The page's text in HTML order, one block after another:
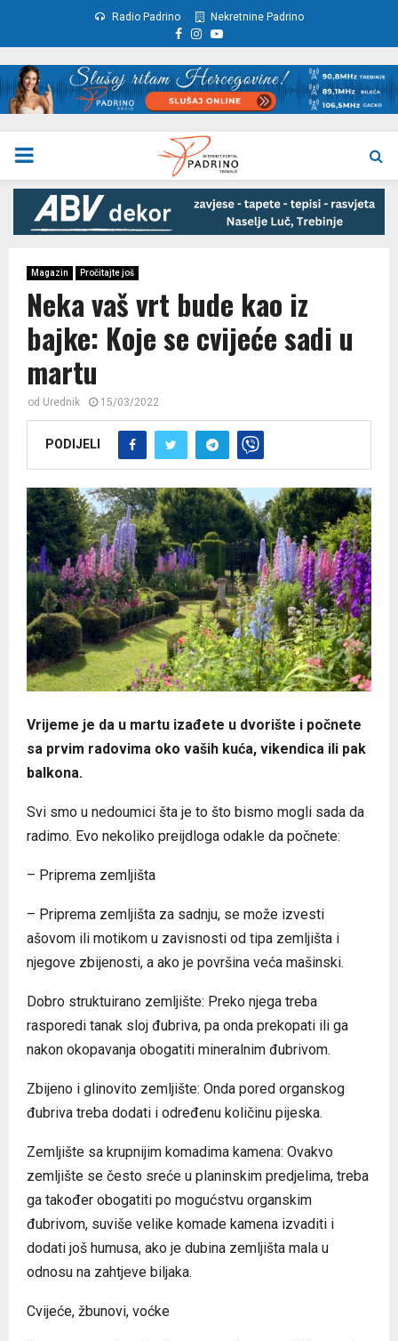
Radio Padrino Nekretnine Padrino
Facebook
Instagram
Youtube
PRIMARY
MENU
Magazin Pročitajte još
Neka vaš vrt bude kao iz
bajke: Koje se cvijeće sadi u
martu
od Urednik 15/03/2022
PODIJELI
Vrijeme je da u martu izađete u dvorište i počnete
sa prvim radovima oko vaših kuća, vikendica ili pak
balkona.
Svi smo u nedoumici šta je to što bismo mogli sada da
radimo. Evo nekoliko preijdloga odakle da počnete:
– Priprema zemljišta
– Priprema zemljišta za sadnju, se može izvesti
ašovom ili motikom u zavisnosti od tipa zemljišta i
njegove zbijenosti, a ako je površina veća mašinski.
Dobro struktuirano zemljište: Preko njega treba
rasporedi tanak sloj đubriva, pa onda prekopati ili ga
nakon okopavanja obogatiti mineralnim đubrivom.
Zbijeno i glinovito zemljište: Onda pored organskog
đubriva treba dodati i određenu količinu pijeska.
Zemljište sa krupnijim komadima kamena: Ovakvo
zemljište se često sreće u planinskim predjelima, treba
ga također obogatiti po mogućstvu organskim
đubrivom, suviše velike komade kamena izvaditi i
dodati još humusa, ako je dubina zemljišta mala u
odnosu na zahtjeve biljaka.
Cvijeće, žbunovi, voćke